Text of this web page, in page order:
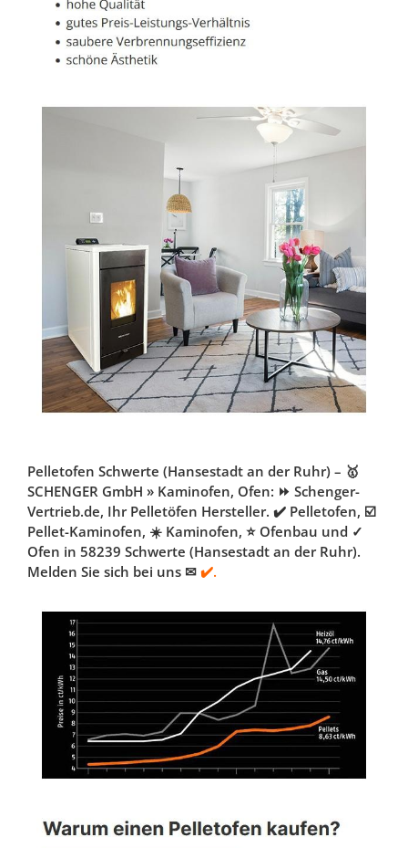
Pelletofen Schwerte (Hansestadt an der Ruhr) – 🥇
SCHENGER GmbH » Kaminofen, Ofen: ⏩ Schenger-
Vertrieb.de, Ihr Pelletöfen Hersteller. ✔️ Pelletofen, ☑️
Pellet-Kaminofen, ☀️ Kaminofen, ⭐ Ofenbau und ✓
Ofen in 58239 Schwerte (Hansestadt an der Ruhr).
Melden Sie sich bei uns ✉ ✔️.